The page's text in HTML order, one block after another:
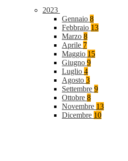
2023
Gennaio 8
Febbraio 13
Marzo 8
Aprile 7
Maggio 15
Giugno 9
Luglio 4
Agosto 3
Settembre 9
Ottobre 8
Novembre 13
Dicembre 10